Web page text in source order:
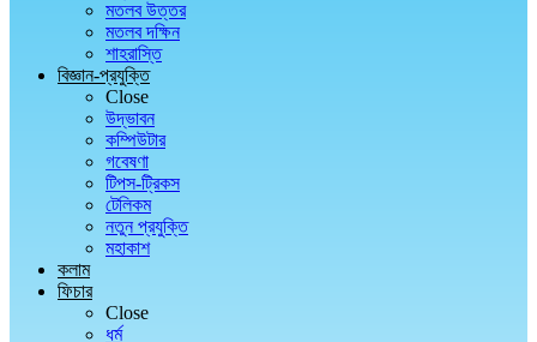
মতলব উত্তর
মতলব দক্ষিন
শাহরাস্তি
বিজ্ঞান-প্রযুক্তি
Close
উদ্ভাবন
কম্পিউটার
গবেষণা
টিপস-ট্রিকস
টেলিকম
নতুন প্রযুক্তি
মহাকাশ
কলাম
ফিচার
Close
ধর্ম